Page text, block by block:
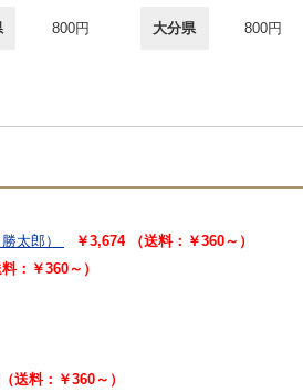
800円 大分県 800円
太郎）
￥3,674 （送料：￥360～）
：￥360～）
送料：￥360～）